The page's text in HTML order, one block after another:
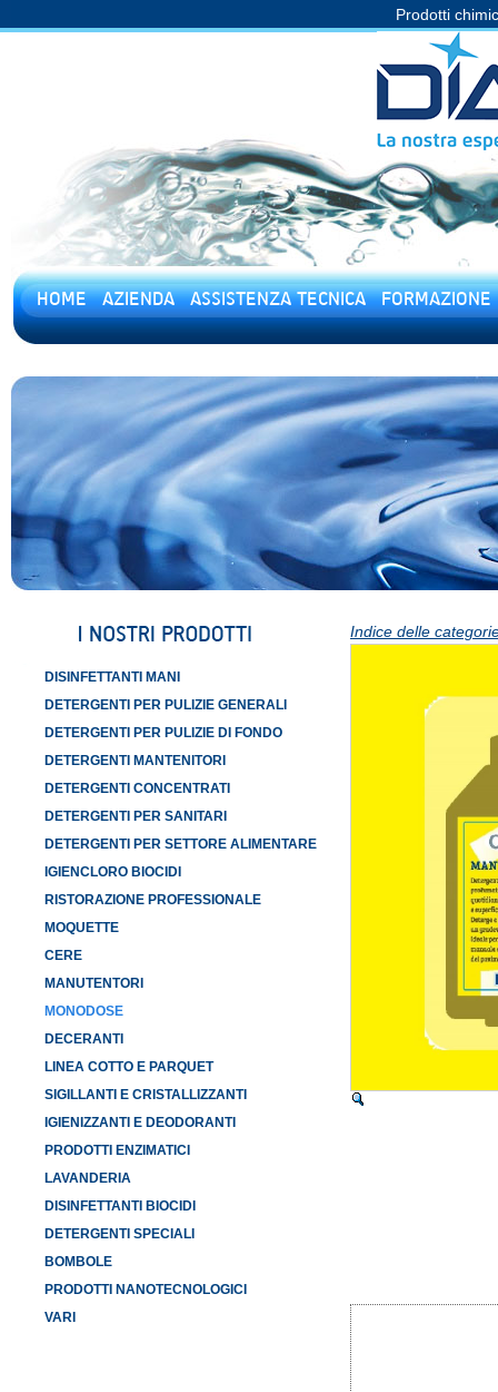
Prodotti
HOME AZIENDA ASSISTENZA TECNICA FORMAZIONE
DISINFETTANTI MANI
DETERGENTI PER PULIZIE GENERALI
DETERGENTI PER PULIZIE DI FONDO
DETERGENTI MANTENITORI
DETERGENTI CONCENTRATI
DETERGENTI PER SANITARI
DETERGENTI PER SETTORE ALIMENTARE
IGIENCLORO BIOCIDI
RISTORAZIONE PROFESSIONALE
MOQUETTE
CERE
MANUTENTORI
MONODOSE
DECERANTI
LINEA COTTO E PARQUET
SIGILLANTI E CRISTALLIZZANTI
IGIENIZZANTI E DEODORANTI
PRODOTTI ENZIMATICI
LAVANDERIA
DISINFETTANTI BIOCIDI
DETERGENTI SPECIALI
BOMBOLE
PRODOTTI NANOTECNOLOGICI
VARI
Indice delle